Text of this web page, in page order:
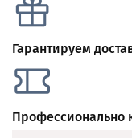
Гарантируем
Профессионально